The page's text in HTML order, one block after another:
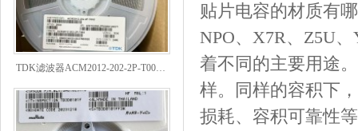
TDK滤波器ACM2012-202-2P-T002参数
贴片电容的材质有
NPO、X7R、Z5U
着不同的主要用途
样。同样的容积下
损耗、容积可靠性